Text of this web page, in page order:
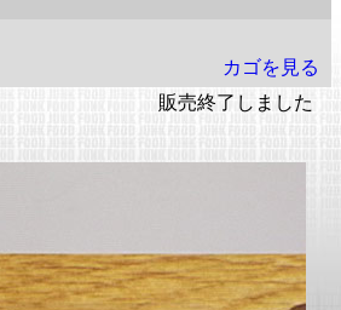
カゴを見る
販売終了しました